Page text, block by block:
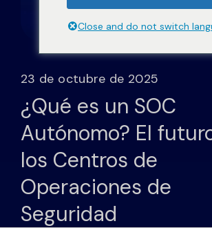
Servicios
Recursos
Socios
Póngase en contacto con
Blog
23 de octubre de 2025
¿Qué es un SOC
Autónomo? El
los Centros de
Operaciones de
Seguridad
Close and do not switch